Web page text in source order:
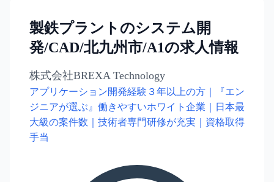
製鉄プラントのシステム開
発/CAD/北九州市/A1の求人情報
株式会社BREXA Technology
アプリケーション開発経験３年以上の方｜『エン
ジニアが選ぶ』働きやすいホワイト企業｜日本最
大級の案件数｜技術者専門研修が充実｜資格取得
手当